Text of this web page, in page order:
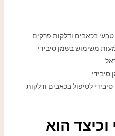
בכאבים ודלקות פרקים
משימוש בשמן סיבידי
סיבידי
לטיפול בכאבים ודלקות
הוא